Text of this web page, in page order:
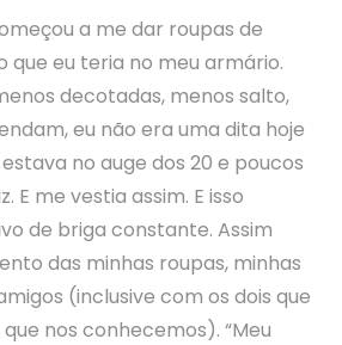
a me dar roupas de
que eu teria no meu armário.
decotadas, menos salto,
eu não era uma dita hoje
estava no auge dos 20 e poucos
E me vestia assim. E isso
de briga constante. Assim
das minhas roupas, minhas
(inclusive com os dois que
nos conhecemos). “Meu